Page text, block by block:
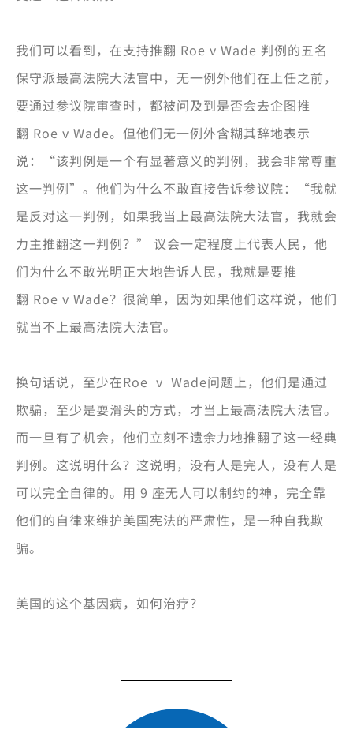
我们可以看到，在支持推翻 Roe v Wade 判例的五名
保守派最高法院大法官中，无一例外他们在上任之前，
要通过参议院审查时，都被问及到是否会去企图推
翻 Roe v Wade。但他们无一例外含糊其辞地表示
说：“该判例是一个有显著意义的判例，我会非常尊重
这一判例”。他们为什么不敢直接告诉参议院：“我就
是反对这一判例，如果我当上最高法院大法官，我就会
力主推翻这一判例？” 议会一定程度上代表人民，他
们为什么不敢光明正大地告诉人民，我就是要推
翻 Roe v Wade？很简单，因为如果他们这样说，他们
就当不上最高法院大法官。
换句话说，至少在Roe v Wade问题上，他们是通过
欺骗，至少是耍滑头的方式，才当上最高法院大法官。
而一旦有了机会，他们立刻不遗余力地推翻了这一经典
判例。这说明什么？这说明，没有人是完人，没有人是
可以完全自律的。用 9 座无人可以制约的神，完全靠
他们的自律来维护美国宪法的严肃性，是一种自我欺
骗。
美国的这个基因病，如何治疗？